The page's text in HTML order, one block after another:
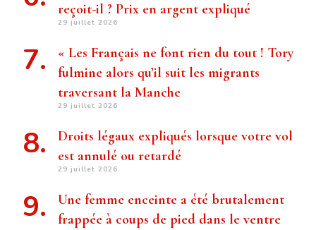
reçoit-il ? Prix ​​en argent expliqué
29 juillet 2026
« Les Français ne font rien du tout ! Tory
fulmine alors qu’il suit les migrants
traversant la Manche
29 juillet 2026
Droits légaux expliqués lorsque votre vol
est annulé ou retardé
29 juillet 2026
Une femme enceinte a été brutalement
frappée à coups de pied dans le ventre